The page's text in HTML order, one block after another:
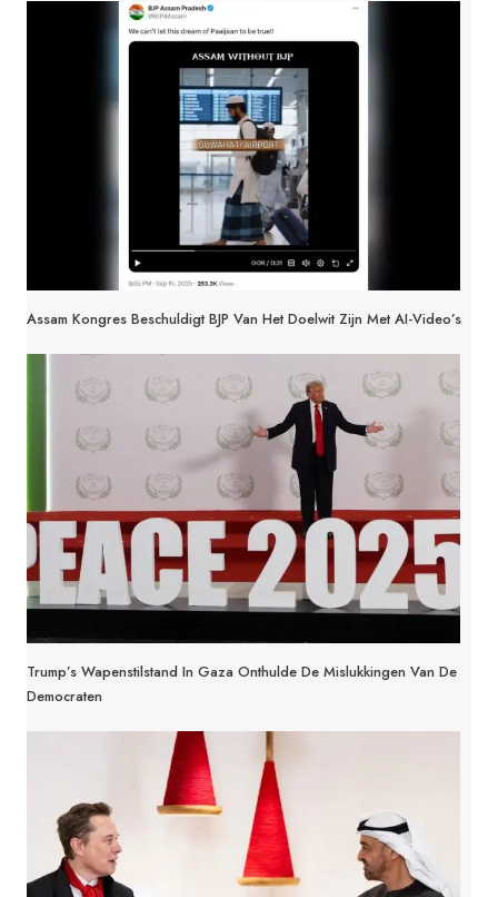
Assam Kongres Beschuldigt BJP Van Het Doelwit Zijn Met AI-Video’s
Trump’s Wapenstilstand In Gaza Onthulde De Mislukkingen Van De
Democraten